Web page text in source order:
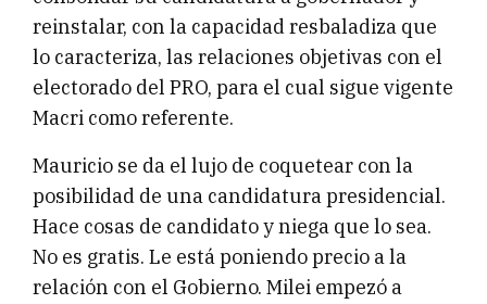
reinstalar, con la capacidad resbaladiza que
lo caracteriza, las relaciones objetivas con el
electorado del PRO, para el cual sigue vigente
Macri como referente.
Mauricio se da el lujo de coquetear con la
posibilidad de una candidatura presidencial.
Hace cosas de candidato y niega que lo sea.
No es gratis. Le está poniendo precio a la
relación con el Gobierno. Milei empezó a